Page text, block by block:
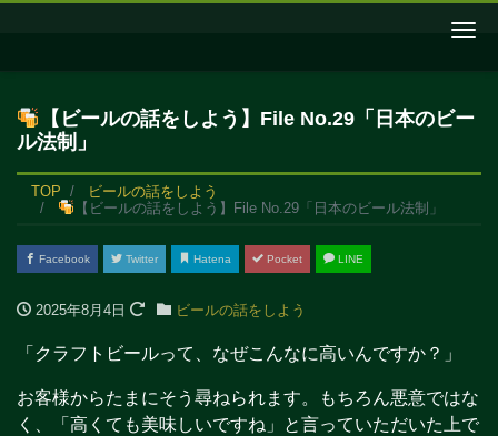
【ビールの話をしよう】File No.29「日本のビー
ル法制」
TOP
ビールの話をしよう
【ビールの話をしよう】File No.29「日本のビール法制」
Facebook Twitter Hatena Pocket LINE
2025年8月4日 ビールの話をしよう
「クラフトビールって、なぜこんなに高いんですか？」
お客様からたまにそう尋ねられます。もちろん悪意ではな
く、「高くても美味しいですね」と言っていただいた上で